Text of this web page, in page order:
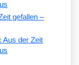
gefallen –
Aus der Zeit